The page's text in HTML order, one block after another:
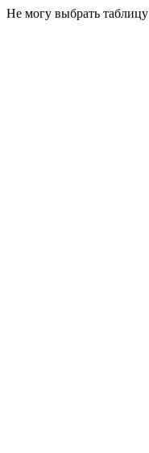
Не могу выбрать таблицу